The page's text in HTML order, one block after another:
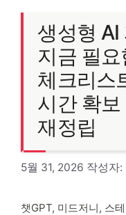
생성형 AI
지금 필
체크리스
시간 확보
재정립
5월 31, 2026 작성자:
챗GPT, 미드저니, 스